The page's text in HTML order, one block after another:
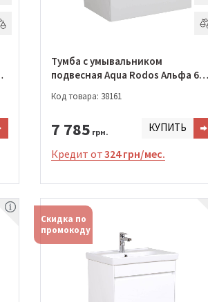
Тумба с умывальником
подвесная Aqua Rodos Альфа 65
(АР0002497)
Код товара: 38161
7 785 грн. КУПИТЬ
Кредит от324 грн/мес.
Скидка по
промокоду